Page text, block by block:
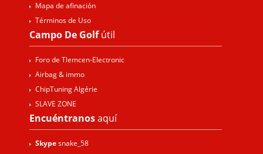
Mapa de afinación
Términos de Uso
Campo De Golfútil
Foro de Tlemcen-Electronic
Airbag & immo
ChipTuning Algérie
SLAVE ZONE
Encuéntranosaquí
Skypesnake_58